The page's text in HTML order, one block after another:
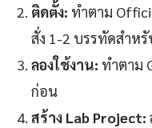
ติดตั้ง: ทำตาม
สั่ง 1-2 บรรทัดสำห
ลองใช้งาน: ทำตาม
ก่อน
สร้าง Lab Project: